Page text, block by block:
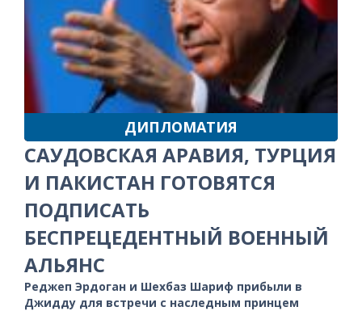
ДИПЛОМАТИЯ
САУДОВСКАЯ АРАВИЯ, ТУРЦИЯ
И ПАКИСТАН ГОТОВЯТСЯ
ПОДПИСАТЬ
БЕСПРЕЦЕДЕНТНЫЙ ВОЕННЫЙ
АЛЬЯНС
Реджеп Эрдоган и Шехбаз Шариф прибыли в
Джидду для встречи с наследным принцем